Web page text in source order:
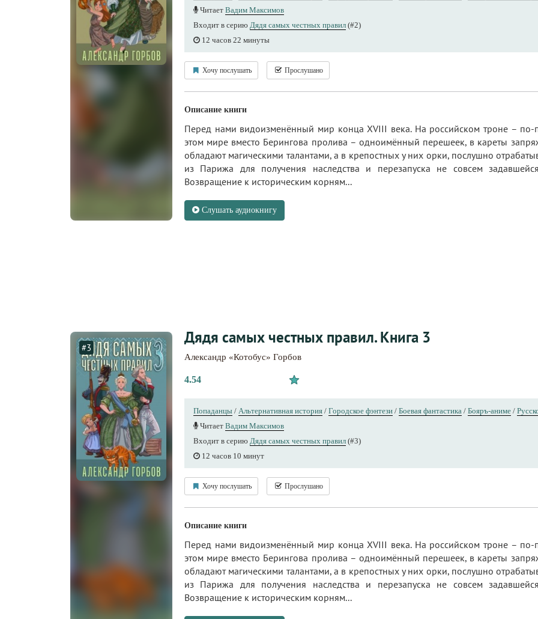
Читает Вадим Максимов
Входит в серию Дядя самых честных правил (#2)
12 часов 22 минуты
Хочу послушать Прослушано
Описание книги
Перед нами видоизменённый мир конца XVIII века. На российском троне – по-
этом мире вместо Берингова пролива – одноимённый перешеек, в кареты
обладают магическими талантами, а в крепостных у них орки, послушно
из Парижа для получения наследства и перезапуска не совсем
Возвращение к историческим корням...
Слушать аудиокнигу
#3
Дядя самых честных правил. Книга 3
Александр «Котобус» Горбов
4.54
Попаданцы / Альтернативная история / Городское фэнтези / Боевая фантастика / Бояръ-аниме /
Читает Вадим Максимов
Входит в серию Дядя самых честных правил (#3)
12 часов 10 минут
Хочу послушать Прослушано
Описание книги
Перед нами видоизменённый мир конца XVIII века. На российском троне – по-
этом мире вместо Берингова пролива – одноимённый перешеек, в кареты
обладают магическими талантами, а в крепостных у них орки, послушно
из Парижа для получения наследства и перезапуска не совсем
Возвращение к историческим корням...